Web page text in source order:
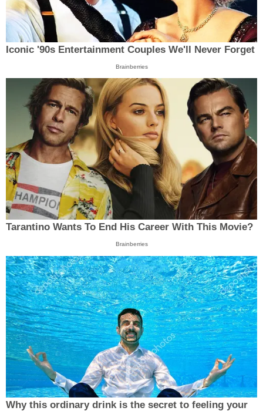
Iconic '90s Entertainment Couples We'll Never Forget
Brainberries
Tarantino Wants To End His Career With This Movie?
Brainberries
Why this ordinary drink is the secret to feeling your